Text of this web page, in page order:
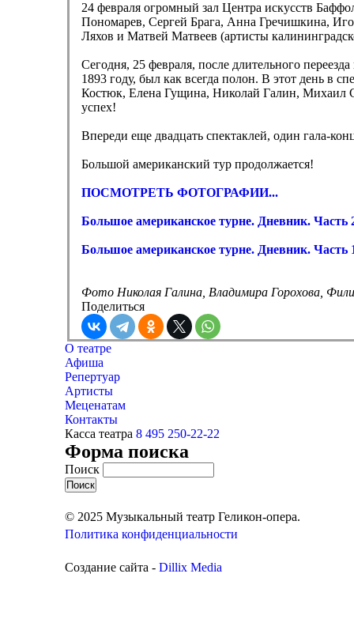
24 февраля огромный зал Центра искусств
Пономарев, Сергей Брага, Анна Гречишкина,
Ляхов и Матвей Матвеев (артисты
Сегодня, 25 февраля, после длительного
1893 году, был как всегда полон. В этот день в
Костюк, Елена Гущина, Николай Галин, Михаил
успех!
Впереди еще двадцать спектаклей, один гала-
Большой американский тур продолжается!
ПОСМОТРЕТЬ ФОТОГРАФИИ...
Большое американское турне. Дневник. Часть
Большое американское турне. Дневник. Часть
Фото Николая Галина, Владимира Горохова,
Поделиться
О театре
Афиша
Репертуар
Артисты
Меценатам
Контакты
Касса театра 8 495 250-22-22
Форма поиска
Поиск
© 2025 Музыкальный театр Геликон-опера.
Политика конфиденциальности
Создание сайта - Dillix Media